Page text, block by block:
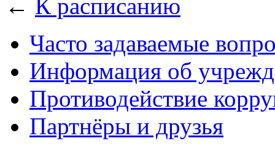
← К расписанию
Часто задаваемые
Информация об
Противодействие
Партнёры и друзья